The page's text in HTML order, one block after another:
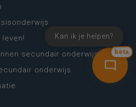
bèta
Kan ik je helpen?
secundair onderwijs
onderwijs